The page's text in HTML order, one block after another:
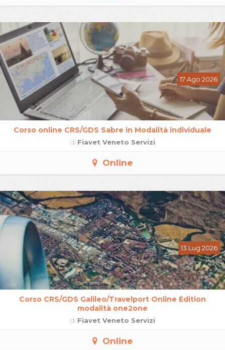
Corso online CRS/GDS Sabre in Modalità individuale
di Fiavet Veneto Servizi
17 Ago 2026
Online
Corso CRS/GDS Galileo/Travelport Online Edition
modalità one2one
di Fiavet Veneto Servizi
13 Lug 2026
Online